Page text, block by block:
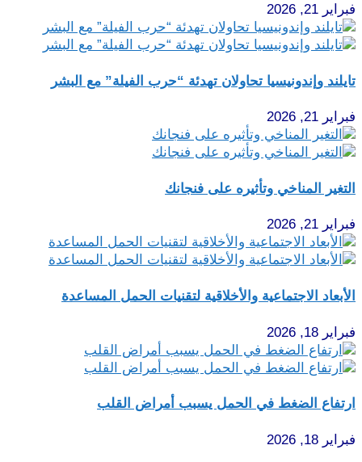
فبراير 21, 2026
تايلند وإندونيسيا تحاولان تهدئة “حرب الفيلة” مع البشر
فبراير 21, 2026
التغير المناخي وتأثيره على فنجانك
فبراير 21, 2026
الأبعاد الاجتماعية والأخلاقية لتقنيات الحمل المساعدة
فبراير 18, 2026
ارتفاع الضغط في الحمل يسبب أمراض القلب
فبراير 18, 2026